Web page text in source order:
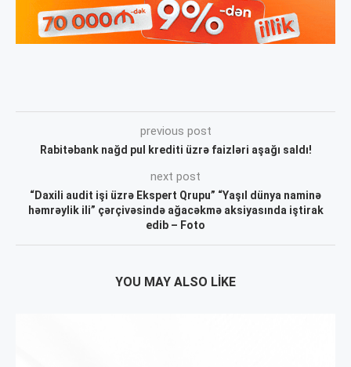
previous post
Rabitəbank nağd pul krediti üzrə faizləri aşağı saldı!
next post
“Daxili audit işi üzrə Ekspert Qrupu” “Yaşıl dünya naminə
həmrəylik ili” çərçivəsində ağacəkmə aksiyasında iştirak
edib – Foto
YOU MAY ALSO LIKE